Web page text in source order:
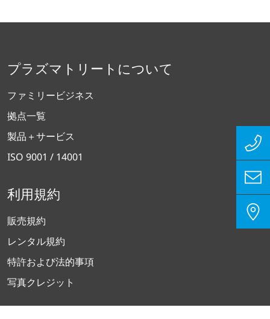
プラズマトリートについて
ファミリービジネス
拠点一覧
製品＋サービス
ISO 9001 / 14001
利用規約
販売規約
レンタル規約
特許および法的事項
写真クレジット